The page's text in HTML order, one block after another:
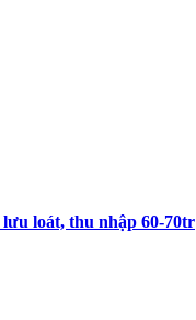
loát, thu nhập 60-70tr